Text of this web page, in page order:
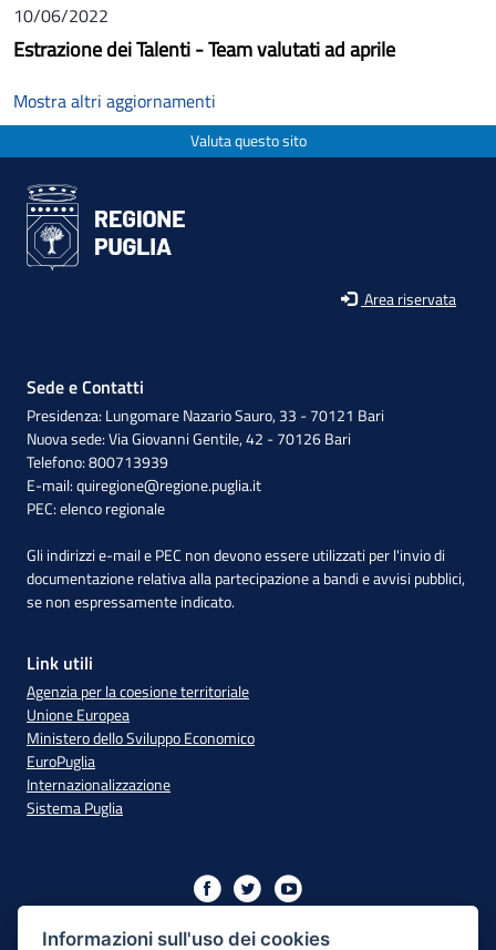
10/06/2022
Estrazione dei Talenti - Team valutati ad aprile
Mostra altri aggiornamenti
Valuta questo sito
Area riservata
Sede e Contatti
Presidenza: Lungomare Nazario Sauro, 33 - 70121 Bari
Nuova sede: Via Giovanni Gentile, 42 - 70126 Bari
Telefono: 800713939
E-mail:quiregione@regione.puglia.it
PEC:elenco regionale
Gli indirizzi e-mail e PEC non devono essere utilizzati per l'invio di
documentazione relativa alla partecipazione a bandi e avvisi pubblici,
se non espressamente indicato.
Link utili
Agenzia per la coesione territoriale
Unione Europea
Ministero dello Sviluppo Economico
EuroPuglia
Internazionalizzazione
Sistema Puglia
XIII
Informazioni sull'uso dei cookies